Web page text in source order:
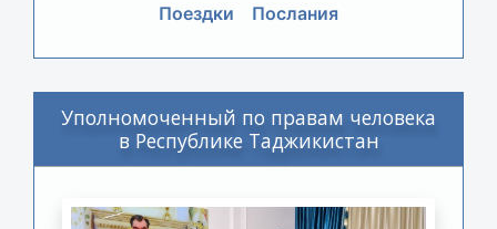
Поездки
Послания
Уполномоченный по правам человека
в Республике Таджикистан